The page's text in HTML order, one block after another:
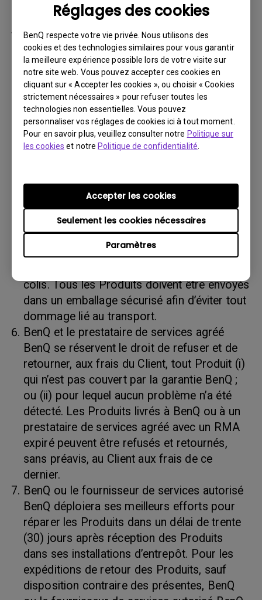
Réglages des cookies
BenQ respecte votre vie privée. Nous utilisons des
cookies et des technologies similaires pour vous garantir
la meilleure expérience possible lors de votre visite sur
notre site web. Vous pouvez accepter ces cookies en
cliquant sur « Accepter les cookies », ou choisir « Cookies
strictement nécessaires » pour refuser toutes les
technologies non essentielles. Vous pouvez
personnaliser vos réglages de cookies ici à tout moment.
Pour en savoir plus, veuillez consulter notre Politique sur
les cookies et notrePolitique de confidentialité
Paramètres
Seulement les cookies nécessaires
Accepter les cookies
par la suite.
Vous devez retourner le Produit à BenQ,
sauf indication contraire de BenQ, ou à un
prestataire de services agréé BenQ. Vous
devez prépayer les frais d’expédition, taxes
d’exportation, droits de douane et toutes
charges associées au transport du Produit
BenQ. De plus, vous êtes responsable de
l’assurance du Produit expédié et assumez
accompagnés (i) des matériaux d’expédition
et d’emballage d’origine, (ii) d’une description
du symptôme du Produit BenQ et (iii) d’une
preuve du lieu et de la date d’achat. Le
numéro RMA doit être clairement inscrit sur
colis. Tous les Produits doivent être envoyés
dans un emballage sécurisé afin d’éviter tout
dommage lié au transport.
BenQ et le prestataire de services agréé
BenQ se réservent le droit de refuser et de
retourner, aux frais du Client, tout Produit (i)
qui n’est pas couvert par la garantie BenQ ;
ou (ii) pour lequel aucun problème n’a été
détecté. Les Produits livrés à BenQ ou à un
prestataire de services agréé avec un RMA
expiré peuvent être refusés et retournés,
sans préavis, au Client aux frais de ce
dernier.
BenQ ou le fournisseur de services autorisé
BenQ déploiera ses meilleurs efforts pour
réparer les Produits dans un délai de trente
(30) jours après réception des Produits
dans ses installations d’entrepôt. Pour les
expéditions de retour des Produits, sauf
disposition contraire des présentes, BenQ